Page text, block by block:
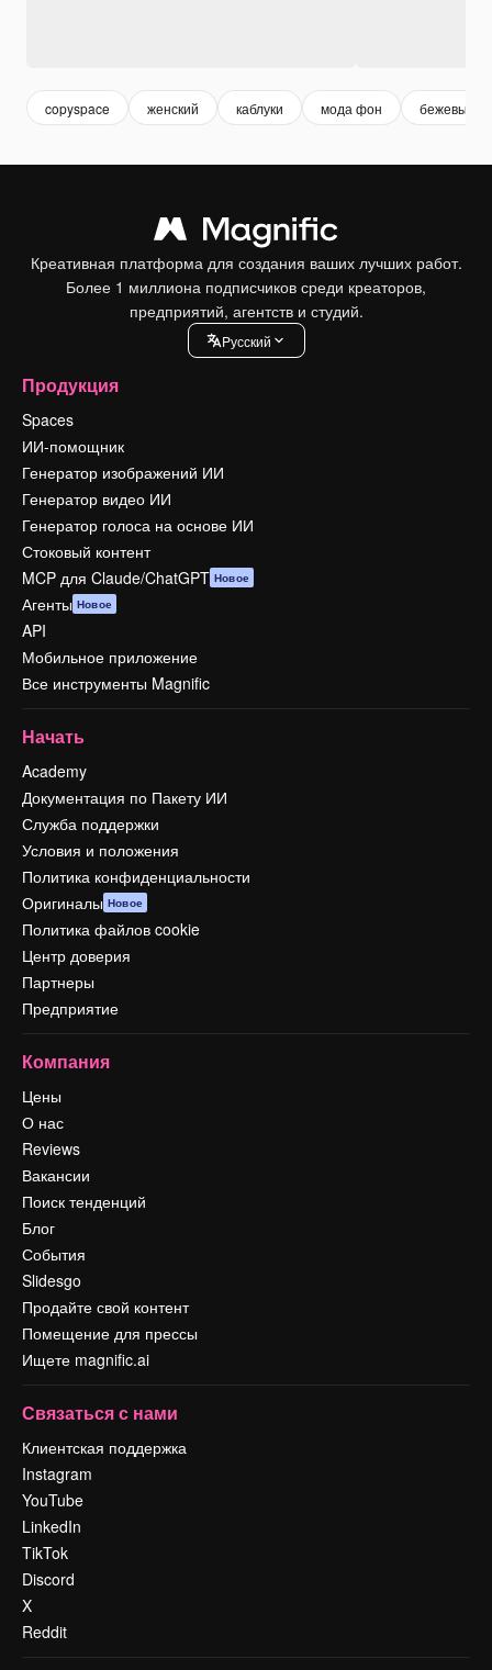
copyspace женский каблуки мода фон бежевый
Креативная платформа для создания ваших лучших работ.
Более 1 миллиона подписчиков среди креаторов,
предприятий, агентств и студий.
Pусский
Продукция
Spaces
ИИ-помощник
Генератор изображений ИИ
Генератор видео ИИ
Генератор голоса на основе ИИ
Стоковый контент
MCP для Claude/ChatGPT Новое
Агенты Новое
API
Мобильное приложение
Все инструменты Magnific
Начать
Academy
Документация по Пакету ИИ
Служба поддержки
Условия и положения
Политика конфиденциальности
Оригиналы Новое
Политика файлов cookie
Центр доверия
Партнеры
Предприятие
Компания
Цены
О нас
Reviews
Вакансии
Поиск тенденций
Блог
События
Slidesgo
Продайте свой контент
Помещение для прессы
Ищете magnific.ai
Связаться с нами
Клиентская поддержка
Instagram
YouTube
LinkedIn
TikTok
Discord
X
Reddit